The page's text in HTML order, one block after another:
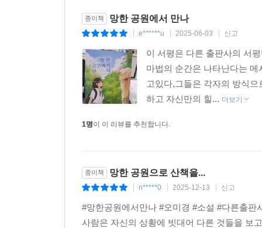
종이책 망한 공원에서 만나
e******u 2025-06-03 신고
이 서평은 다른 출판사의 서
마법의 순간은 나타난다는
고있다,그들은 각자의 방식
하고 자신만의 힐... 더보기
1명이 이 리뷰를 추천합니다.
종이책 망한 공원으로 산책을...
n*****0 2025-12-13 신고
#망한공원에서만나 #오미경 #소설 #다른출
사람은 자신의 상황에 빗대어 다른 것들을 보